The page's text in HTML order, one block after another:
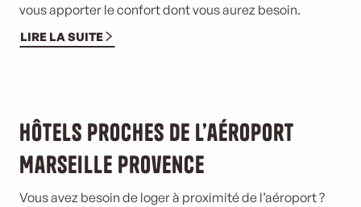
vous apporter le confort dont vous aurez besoin.
LIRE LA SUITE
Hôtels proches de l’aéroport
Marseille Provence
Vous avez besoin de loger à proximité de l’aéroport ?